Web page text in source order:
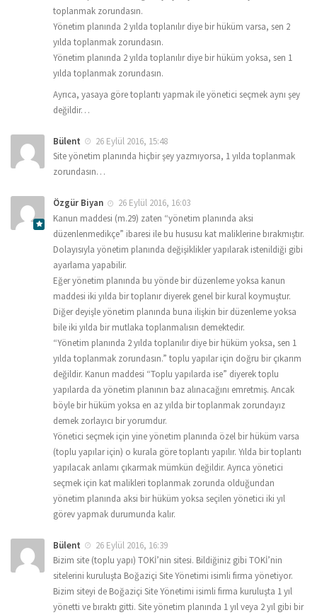
toplanmak zorundasın.
Yönetim planında 2 yılda toplanılır diye bir hüküm varsa, sen 2
yılda toplanmak zorundasın.
Yönetim planında 2 yılda toplanılır diye bir hüküm yoksa, sen 1
yılda toplanmak zorundasın.
Ayrıca, yasaya göre toplantı yapmak ile yönetici seçmek aynı şey
değildir…
Bülent
26 Eylül 2016, 15:48
Site yönetim planında hiçbir şey yazmıyorsa, 1 yılda toplanmak
zorundasın…
Özgür Biyan
26 Eylül 2016, 16:03
Kanun maddesi (m.29) zaten “yönetim planında aksi
düzenlenmedikçe” ibaresi ile bu hususu kat maliklerine bırakmıştır.
Dolayısıyla yönetim planında değişiklikler yapılarak istenildiği gibi
ayarlama yapabilir.
Eğer yönetim planında bu yönde bir düzenleme yoksa kanun
maddesi iki yılda bir toplanır diyerek genel bir kural koymuştur.
Diğer deyişle yönetim planında buna ilişkin bir düzenleme yoksa
bile iki yılda bir mutlaka toplanmalısın demektedir.
“Yönetim planında 2 yılda toplanılır diye bir hüküm yoksa, sen 1
yılda toplanmak zorundasın.” toplu yapılar için doğru bir çıkarım
değildir. Kanun maddesi “Toplu yapılarda ise” diyerek toplu
yapılarda da yönetim planının baz alınacağını emretmiş. Ancak
böyle bir hüküm yoksa en az yılda bir toplanmak zorundayız
demek zorlayıcı bir yorumdur.
Yönetici seçmek için yine yönetim planında özel bir hüküm varsa
(toplu yapılar için) o kurala göre toplantı yapılır. Yılda bir toplantı
yapılacak anlamı çıkarmak mümkün değildir. Ayrıca yönetici
seçmek için kat malikleri toplanmak zorunda olduğundan
yönetim planında aksi bir hüküm yoksa seçilen yönetici iki yıl
görev yapmak durumunda kalır.
Bülent
26 Eylül 2016, 16:39
Bizim site (toplu yapı) TOKİ’nin sitesi. Bildiğiniz gibi TOKİ’nin
sitelerini kuruluşta Boğaziçi Site Yönetimi isimli firma yönetiyor.
Bizim siteyi de Boğaziçi Site Yönetimi isimli firma kuruluşta 1 yıl
yönetti ve bıraktı gitti. Site yönetim planında 1 yıl veya 2 yıl gibi bir